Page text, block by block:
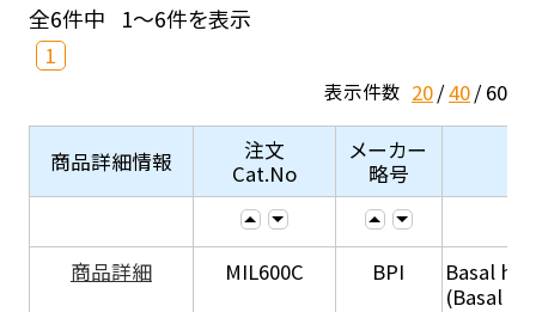
全6件中 1～6件を表示
1
表示件数 20 40 60
商品詳細情報
注文
Cat.No
メーカー
略号
商品詳細 MIL600C BPI
Basal
(Basal